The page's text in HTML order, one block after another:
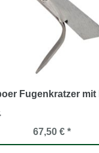
Fugenkratzer mit
67,50 € *